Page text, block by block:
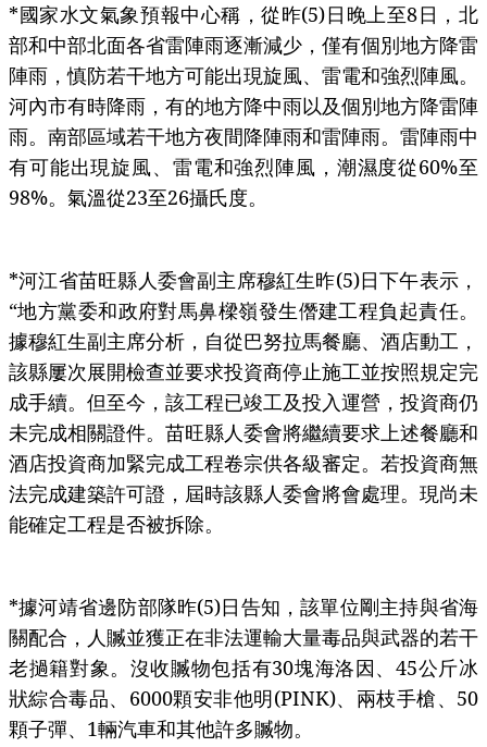
*國家水文氣象預報中心稱，從昨(5)日晚上至8日，北
部和中部北面各省雷陣雨逐漸減少，僅有個別地方降雷
陣雨，慎防若干地方可能出現旋風、雷電和強烈陣風。
河內市有時降雨，有的地方降中雨以及個別地方降雷陣
雨。南部區域若干地方夜間降陣雨和雷陣雨。雷陣雨中
有可能出現旋風、雷電和強烈陣風，潮濕度從60%至
98%。氣溫從23至26攝氏度。
*河江省苗旺縣人委會副主席穆紅生昨(5)日下午表示，
“地方黨委和政府對馬鼻樑嶺發生僭建工程負起責任。
據穆紅生副主席分析，自從巴努拉馬餐廳、酒店動工，
該縣屢次展開檢查並要求投資商停止施工並按照規定完
成手續。但至今，該工程已竣工及投入運營，投資商仍
未完成相關證件。苗旺縣人委會將繼續要求上述餐廳和
酒店投資商加緊完成工程卷宗供各級審定。若投資商無
法完成建築許可證，屆時該縣人委會將會處理。現尚未
能確定工程是否被拆除。
*據河靖省邊防部隊昨(5)日告知，該單位剛主持與省海
關配合，人贓並獲正在非法運輸大量毒品與武器的若干
老撾籍對象。沒收贓物包括有30塊海洛因、45公斤冰
狀綜合毒品、6000顆安非他明(PINK)、兩枝手槍、50
顆子彈、1輛汽車和其他許多贓物。